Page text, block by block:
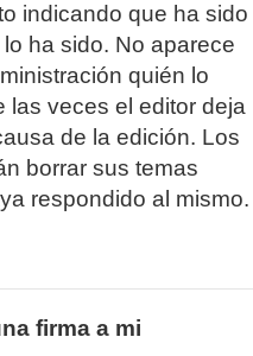
indicando que ha sido
ha sido. No aparece
quién lo
las veces el editor deja
de la edición. Los
borrar sus temas
respondido al mismo.
firma a mi